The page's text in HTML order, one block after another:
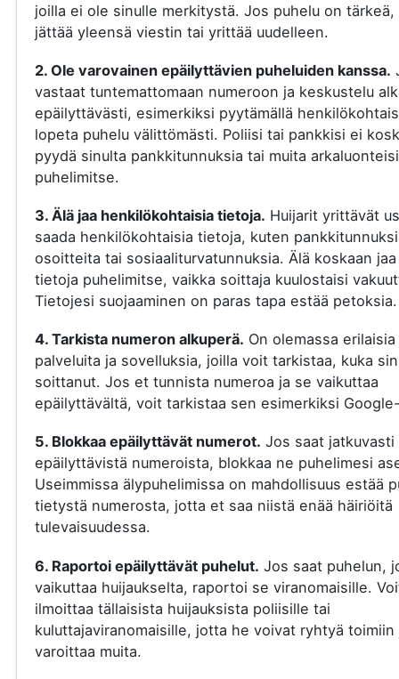
joilla ei ole sinulle merkitystä. Jos puhelu on
jättää yleensä viestin tai yrittää uudelleen.
2. Ole varovainen epäilyttävien puheluiden kanssa.
vastaat tuntemattomaan numeroon ja keskustelu
epäilyttävästi, esimerkiksi pyytämällä
lopeta puhelu välittömästi. Poliisi tai pankkisi ei
pyydä sinulta pankkitunnuksia tai muita
puhelimitse.
3. Älä jaa henkilökohtaisia tietoja. Huijarit yrittävät
saada henkilökohtaisia tietoja, kuten
osoitteita tai sosiaaliturvatunnuksia. Älä koskaan
tietoja puhelimitse, vaikka soittaja kuulostaisi
Tietojesi suojaaminen on paras tapa estää petoksia.
4. Tarkista numeron alkuperä. On olemassa erilaisia
palveluita ja sovelluksia, joilla voit tarkistaa, kuka
soittanut. Jos et tunnista numeroa ja se vaikuttaa
epäilyttävältä, voit tarkistaa sen esimerkiksi
5. Blokkaa epäilyttävät numerot. Jos saat jatkuvasti
epäilyttävistä numeroista, blokkaa ne puhelimesi
Useimmissa älypuhelimissa on mahdollisuus estää
tietystä numerosta, jotta et saa niistä enää häiriöitä
tulevaisuudessa.
6. Raportoi epäilyttävät puhelut. Jos saat puhelun,
vaikuttaa huijaukselta, raportoi se viranomaisille.
ilmoittaa tällaisista huijauksista poliisille tai
kuluttajaviranomaisille, jotta he voivat ryhtyä toimiin
varoittaa muita.